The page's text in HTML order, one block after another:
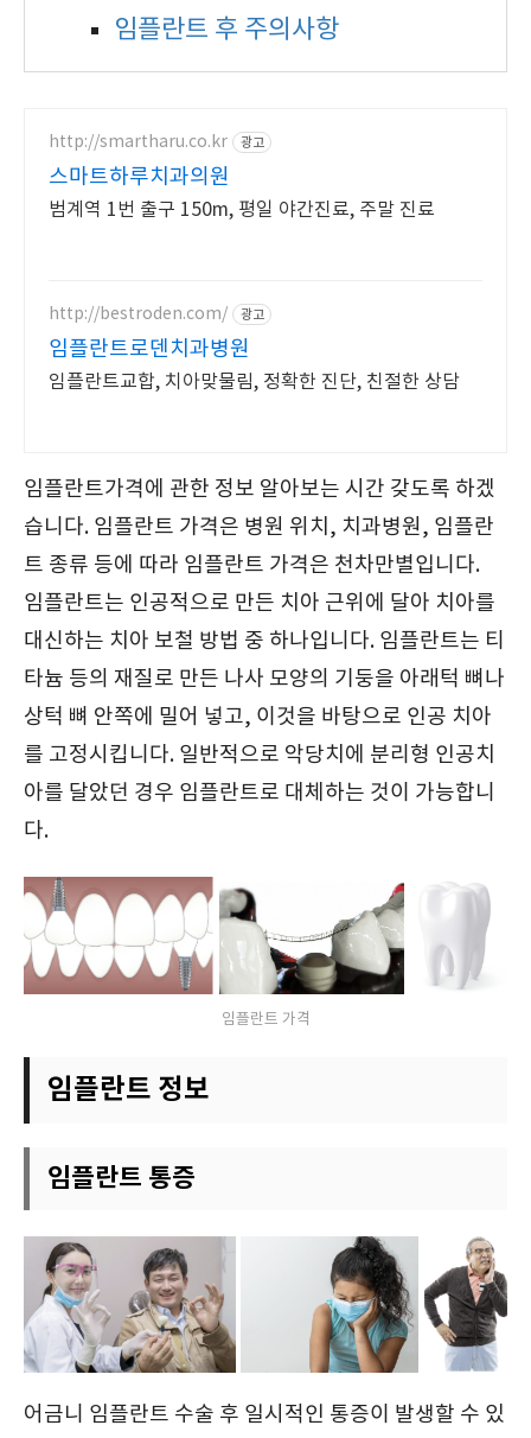
임플란트 후 주의사항
http://smartharu.co.kr 광고
스마트하루치과의원
범계역 1번 출구 150m, 평일 야간진료, 주말 진료
http://bestroden.com/ 광고
임플란트로덴치과병원
임플란트교합, 치아맞물림, 정확한 진단, 친절한 상담
임플란트가격에 관한 정보 알아보는 시간 갖도록 하겠
습니다. 임플란트 가격은 병원 위치, 치과병원, 임플란
트 종류 등에 따라 임플란트 가격은 천차만별입니다.
임플란트는 인공적으로 만든 치아 근위에 달아 치아를
대신하는 치아 보철 방법 중 하나입니다. 임플란트는 티
타늄 등의 재질로 만든 나사 모양의 기둥을 아래턱 뼈나
상턱 뼈 안쪽에 밀어 넣고, 이것을 바탕으로 인공 치아
를 고정시킵니다. 일반적으로 악당치에 분리형 인공치
아를 달았던 경우 임플란트로 대체하는 것이 가능합니
다.
임플란트 가격
임플란트 정보
임플란트 통증
어금니 임플란트 수술 후 일시적인 통증이 발생할 수 있